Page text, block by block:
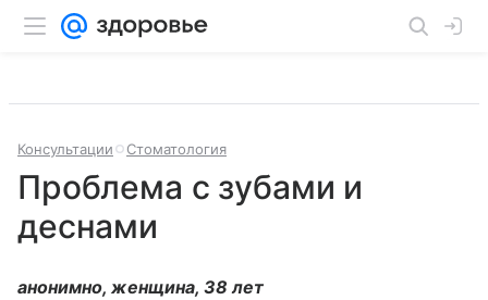
Консультации Стоматология
Проблема с зубами и
деснами
анонимно, женщина, 38 лет